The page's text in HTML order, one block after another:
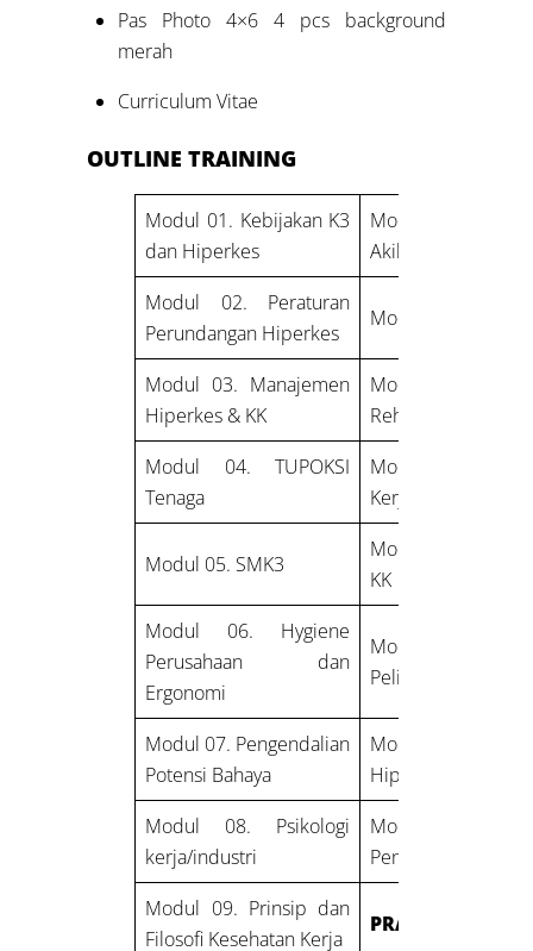
Pas Photo 4×6 4 pcs background
merah
Curriculum Vitae
OUTLINE TRAINING
Modul 01. Kebijakan K3
dan Hiperkes
Modul 13.
Akibat Kerja
Modul 02. Peraturan
Perundangan Hiperkes
Modul 14. Gizi
Modul 03. Manajemen
Hiperkes & KK
Modul 15.
Rehabilitasi Kerja
Modul 04. TUPOKSI
Tenaga
Modul 16.
Kerja
Modul 05. SMK3
Modul 17. Teori
KK
Modul 06. Hygiene
Perusahaan dan
Ergonomi
Modul 18.
Pelindung Diri
Modul 07. Pengendalian
Potensi Bahaya
Modul
Hiperkes
Modul 08. Psikologi
kerja/industri
Modul 20.
Pengelolaan
Modul 09. Prinsip dan
Filosofi Kesehatan Kerja
PRAKTEK